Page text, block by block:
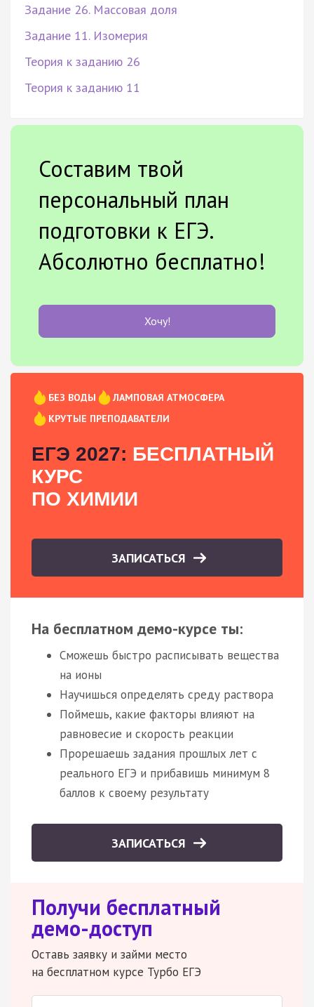
Задание 26. Массовая доля
Задание 11. Изомерия
Теория к заданию 26
Теория к заданию 11
Составим твой
персональный план
подготовки к ЕГЭ.
Абсолютно бесплатно!
Хочу!
БЕЗ ВОДЫ
ЛАМПОВАЯ АТМОСФЕРА
КРУТЫЕ ПРЕПОДАВАТЕЛИ
ЕГЭ 2027: БЕСПЛАТНЫЙ
КУРС
ПО ХИМИИ
ЗАПИСАТЬСЯ
На бесплатном демо-курсе ты:
Сможешь быстро расписывать вещества
на ионы
Научишься определять среду раствора
Поймешь, какие факторы влияют на
равновесие и скорость реакции
Прорешаешь задания прошлых лет с
реального ЕГЭ и прибавишь минимум 8
баллов к своему результату
ЗАПИСАТЬСЯ
Получи бесплатный
демо-доступ
Оставь заявку и займи место
на бесплатном курсе Турбо ЕГЭ